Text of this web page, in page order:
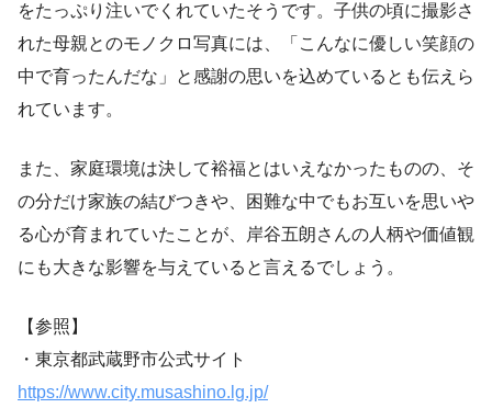
をたっぷり注いでくれていたそうです。子供の頃に撮影さ
れた母親とのモノクロ写真には、「こんなに優しい笑顔の
中で育ったんだな」と感謝の思いを込めているとも伝えら
れています。
また、家庭環境は決して裕福とはいえなかったものの、そ
の分だけ家族の結びつきや、困難な中でもお互いを思いや
る心が育まれていたことが、岸谷五朗さんの人柄や価値観
にも大きな影響を与えていると言えるでしょう。
【参照】
・東京都武蔵野市公式サイト
https://www.city.musashino.lg.jp/